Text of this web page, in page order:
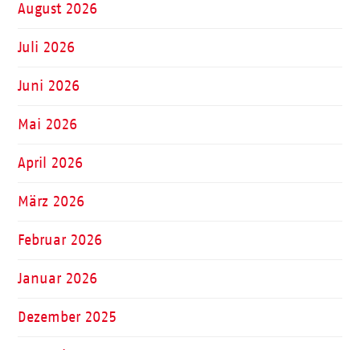
August 2026
Juli 2026
Juni 2026
Mai 2026
April 2026
März 2026
Februar 2026
Januar 2026
Dezember 2025